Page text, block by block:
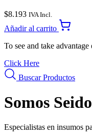
$8.193 IVA Incl.
Añadir al carrito
To see and take
Click Here
Buscar Productos
Somos Seido
Especialistas en insumos